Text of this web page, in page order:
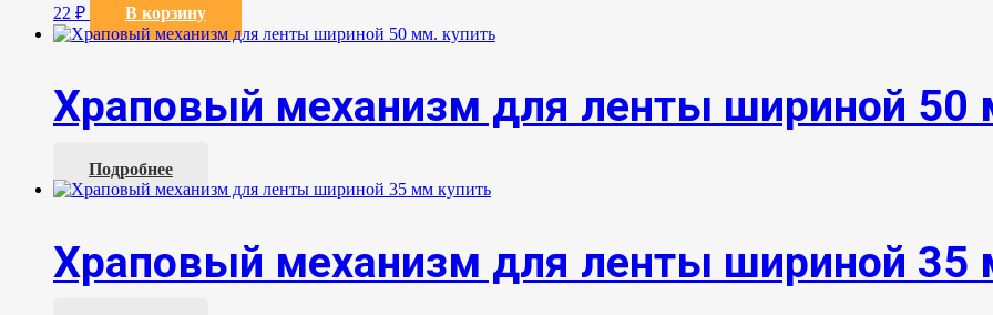
22 ₽ В корзину
Храповый механизм для ленты шириной 50
Подробнее
Храповый механизм для ленты шириной 35